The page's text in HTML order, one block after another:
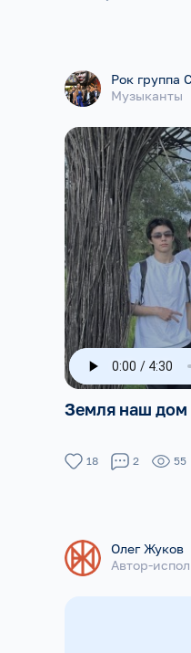
Рок группа
Музыканты
Земля наш дом
18 2 55
Олег Жуков
Автор-